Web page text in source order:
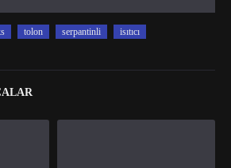
tolon serpantinli isıtıcı